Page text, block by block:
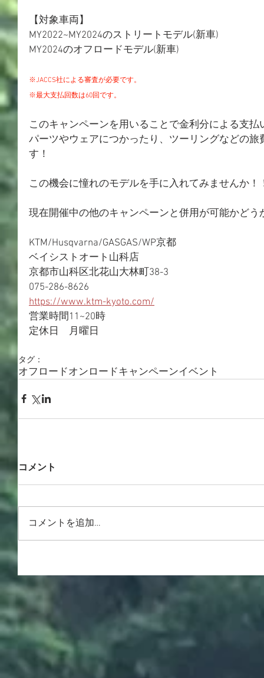
【対象車両】
MY2022~MY2024のストリートモデル(新車)
MY2024のオフロードモデル(新車)
※JACCS社による審査が必要です。
※最大支払回数は60回です。
このキャンペーンを用いることで金利分による支
パーツやウェアにつかったり、ツーリングなどの
す！
この機会に憧れのモデルを手に入れてみませんか！
現在開催中の他のキャンペーンと併用が可能かど
KTM/Husqvarna/GASGAS/WP京都
ベイシストオート山科店
京都市山科区北花山大林町38-3
075-286-8626
https://www.ktm-kyoto.com/
営業時間11~20時
定休日　月曜日
タグ：
オフロードオンロードキャンペーンイベント
コメント
コメントを追加…